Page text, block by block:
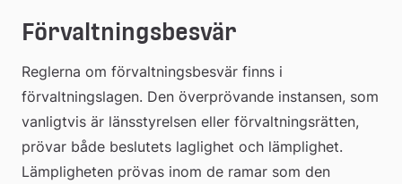
Förvaltningsbesvär
Reglerna om förvaltningsbesvär finns i
förvaltningslagen. Den överprövande instansen, som
vanligtvis är länsstyrelsen eller förvaltningsrätten,
prövar både beslutets laglighet och lämplighet.
Lämpligheten prövas inom de ramar som den